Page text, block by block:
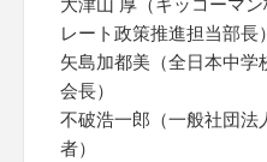
大津山 厚（キッコーマ
レート政策推進担当部長）
矢島加都美（全日本中学
会長）
不破浩一郎（一般社団法
者）